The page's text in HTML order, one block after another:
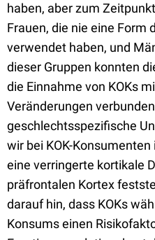
haben, aber zum
Frauen, die nie eine Form
verwendet haben, und
dieser Gruppen konnten
die Einnahme von KOKs
Veränderungen
geschlechtsspezifische
wir bei KOK-
eine verringerte kortikale
präfrontalen Kortex
darauf hin, dass KOKs
Konsums einen